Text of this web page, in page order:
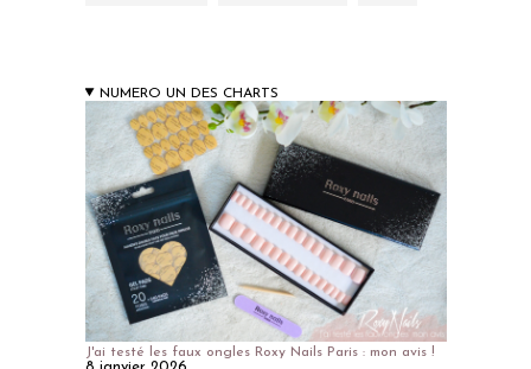
NUMERO UN DES CHARTS
J'ai testé les faux ongles Roxy Nails Paris : mon avis !